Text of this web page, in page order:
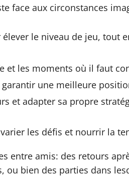
face aux circonstances
le niveau de jeu, tout
et les moments où il faut
une meilleure
et adapter sa propre
varier les défis et nourrir la
entre amis: des retours
bien des parties dans